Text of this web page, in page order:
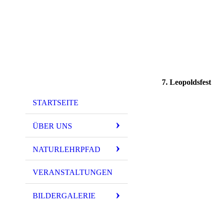
STARTSEITE
ÜBER UNS
NATURLEHRPFAD
VERANSTALTUNGEN
BILDERGALERIE
7. Leopoldsfest